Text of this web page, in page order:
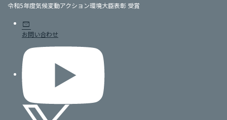
令和5年度気候変動アクション環境大臣表彰 受賞
mail
お問い合わせ